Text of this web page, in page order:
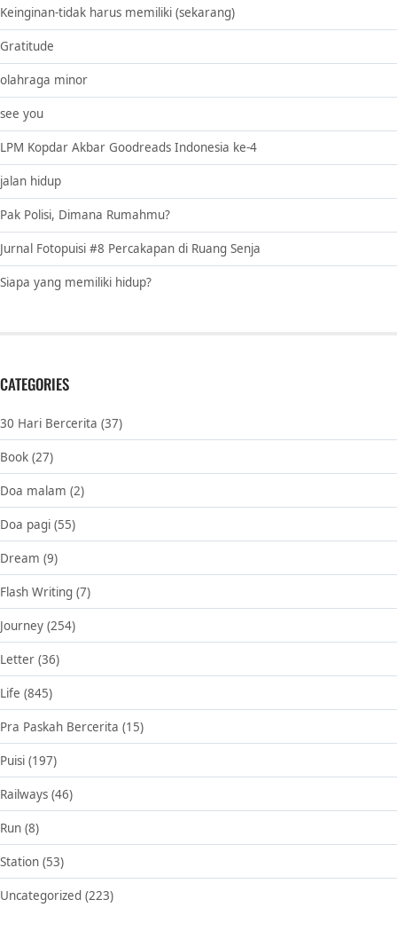
Keinginan-tidak harus memiliki (sekarang)
Gratitude
olahraga minor
see you
LPM Kopdar Akbar Goodreads Indonesia ke-4
jalan hidup
Pak Polisi, Dimana Rumahmu?
Jurnal Fotopuisi #8 Percakapan di Ruang Senja
Siapa yang memiliki hidup?
CATEGORIES
30 Hari Bercerita (37)
Book (27)
Doa malam (2)
Doa pagi (55)
Dream (9)
Flash Writing (7)
Journey (254)
Letter (36)
Life (845)
Pra Paskah Bercerita (15)
Puisi (197)
Railways (46)
Run (8)
Station (53)
Uncategorized (223)